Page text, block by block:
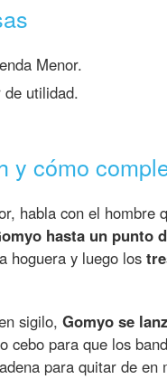
Menor.
de utilidad.
y cómo
habla con el hombre
hasta un punto
hoguera y luego los
sigilo, Gomyo se
cebo para que los
para quitar de